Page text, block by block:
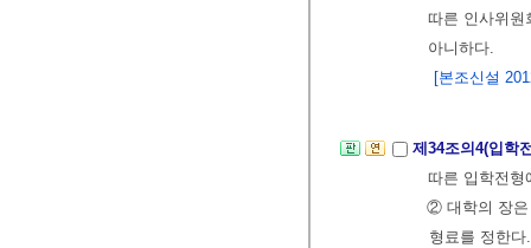
따른 인사위
아니하다.
[본조신설
제34조의4(입학
따른 입학전
② 대학의 장은
형료를 정한